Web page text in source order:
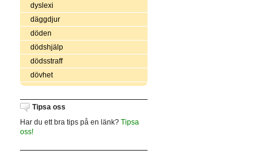
dyslexi
däggdjur
döden
dödshjälp
dödsstraff
dövhet
Tipsa oss
Har du ett bra tips på en länk? Tipsa
oss!